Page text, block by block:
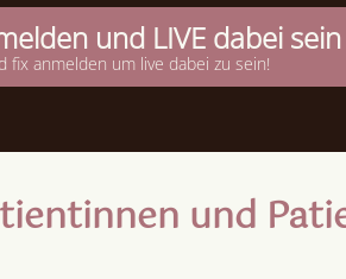
und LIVE dabei sein
fix anmelden um live dabei zu sein!
und